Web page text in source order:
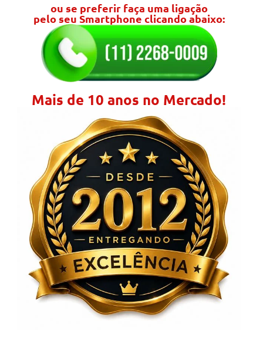
ou se preferir faça uma ligação
pelo seu Smartphone clicando abaixo:
Mais de 10 anos no Mercado!